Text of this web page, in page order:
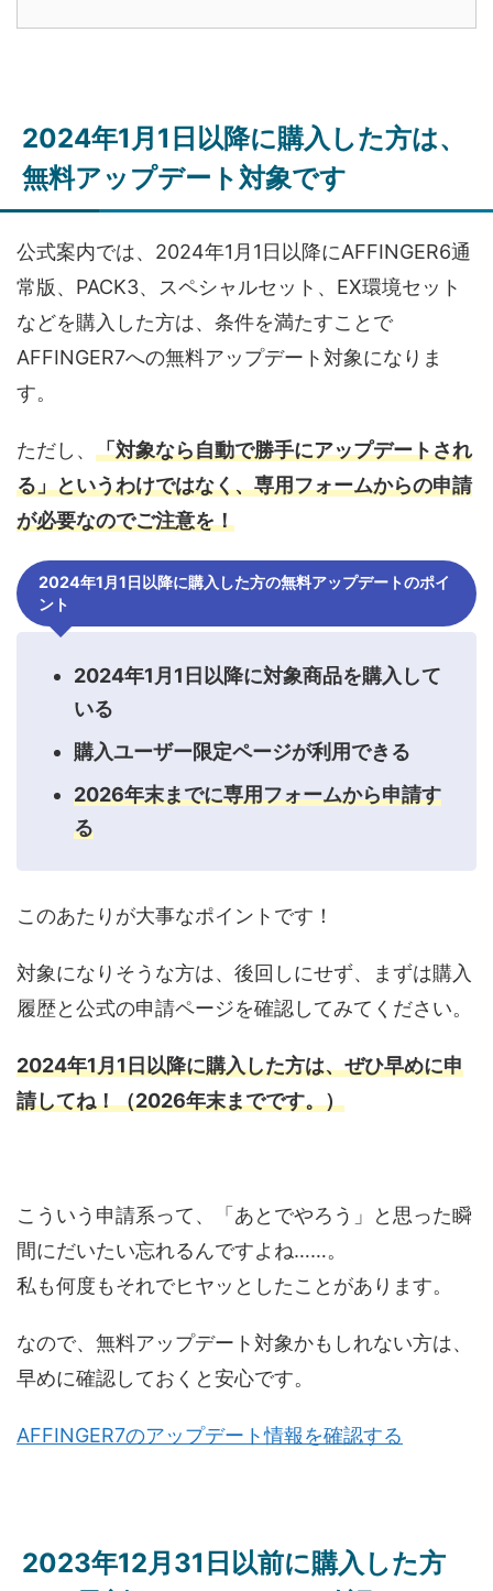
2024年1月1日以降に購入した方は、
無料アップデート対象です
公式案内では、2024年1月1日以降にAFFINGER6通
常版、PACK3、スペシャルセット、EX環境セット
などを購入した方は、条件を満たすことで
AFFINGER7への無料アップデート対象になりま
す。
ただし、 「対象なら自動で勝手にアップデートされ
る」というわけではなく、専用フォームからの申請
が必要なのでご注意を！
2024年1月1日以降に購入した方の無料アップデートのポイ
ント
2024年1月1日以降に対象商品を購入して
いる
購入ユーザー限定ページが利用できる
2026年末までに専用フォームから申請す
る
このあたりが大事なポイントです！
対象になりそうな方は、後回しにせず、まずは購入
履歴と公式の申請ページを確認してみてください。
2024年1月1日以降に購入した方は、ぜひ早めに申
請してね！（2026年末までです。）
こういう申請系って、「あとでやろう」と思った瞬
間にだいたい忘れるんですよね……。
私も何度もそれでヒヤッとしたことがあります。
なので、無料アップデート対象かもしれない方は、
早めに確認しておくと安心です。
AFFINGER7のアップデート情報を確認する
2023年12月31日以前に購入した方